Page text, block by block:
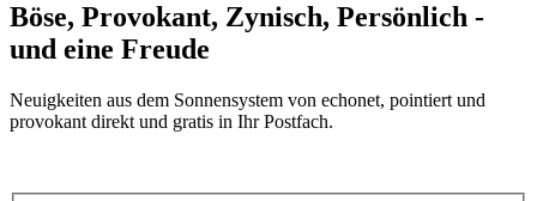
Böse, Provokant, Zynisch, Persönlich -
und eine Freude
Neuigkeiten aus dem Sonnensystem von echonet, pointiert und
provokant direkt und gratis in Ihr Postfach.